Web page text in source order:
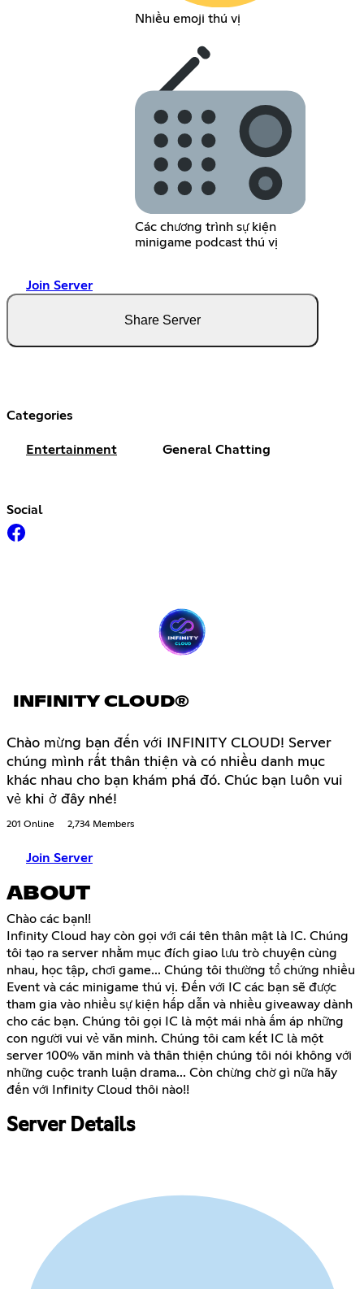
Nhiều emoji thú vị
Các chương trình sự kiện
minigame podcast thú vị
Join Server
Share Server
Categories
Entertainment General Chatting
Social
INFINITY CLOUD®
Chào mừng bạn đến với INFINITY CLOUD! Server
chúng mình rất thân thiện và có nhiều danh mục
khác nhau cho bạn khám phá đó. Chúc bạn luôn vui
vẻ khi ở đây nhé!
201 Online 2,734 Members
Join Server
ABOUT
Chào các bạn!!
Infinity Cloud hay còn gọi với cái tên thân mật là IC. Chúng
tôi tạo ra server nhằm mục đích giao lưu trò chuyện cùng
nhau, học tập, chơi game... Chúng tôi thường tổ chứng nhiều
Event và các minigame thú vị. Đến với IC các bạn sẽ được
tham gia vào nhiều sự kiện hấp dẫn và nhiều giveaway dành
cho các bạn. Chúng tôi gọi IC là một mái nhà ấm áp những
con người vui vẻ văn minh. Chúng tôi cam kết IC là một
server 100% văn minh và thân thiện chúng tôi nói không với
những cuộc tranh luận drama... Còn chừng chờ gì nữa hãy
đến với Infinity Cloud thôi nào!!
Server Details